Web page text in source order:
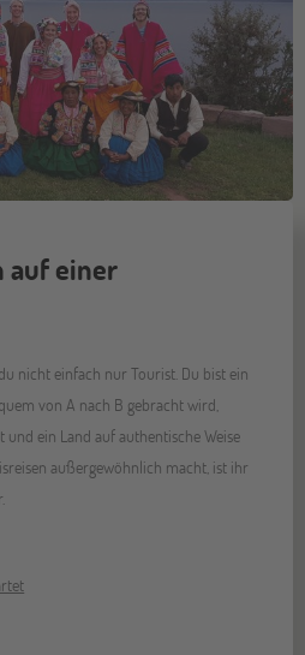
auf einer
nicht einfach nur Tourist. Du bist ein
von A nach B gebracht wird,
ein Land auf authentische Weise
außergewöhnlich macht, ist ihr